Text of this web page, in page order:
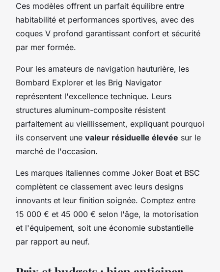
Ces modèles offrent un parfait équilibre entre
habitabilité et performances sportives, avec des
coques V profond garantissant confort et sécurité
par mer formée.
Pour les amateurs de navigation hauturière, les
Bombard Explorer et les Brig Navigator
représentent l'excellence technique. Leurs
structures aluminum-composite résistent
parfaitement au vieillissement, expliquant pourquoi
ils conservent une valeur résiduelle élevée sur le
marché de l'occasion.
Les marques italiennes comme Joker Boat et BSC
complètent ce classement avec leurs designs
innovants et leur finition soignée. Comptez entre
15 000 € et 45 000 € selon l'âge, la motorisation
et l'équipement, soit une économie substantielle
par rapport au neuf.